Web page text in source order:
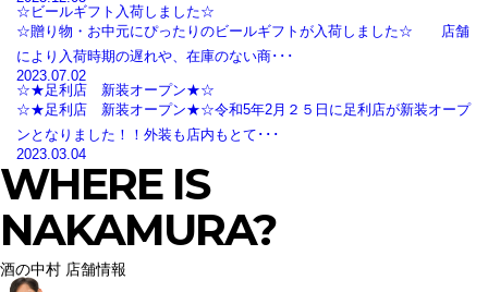
☆ビールギフト入荷しました☆
☆贈り物・お中元にぴったりのビールギフトが入荷しました☆ 店舗
により入荷時期の遅れや、在庫のない商･･･
2023.07.02
☆★足利店 新装オープン★☆
☆★足利店 新装オープン★☆令和5年2月２５日に足利店が新装オープ
ンとなりました！！外装も店内もとて･･･
2023.03.04
WHERE IS
NAKAMURA?
酒の中村 店舗情報